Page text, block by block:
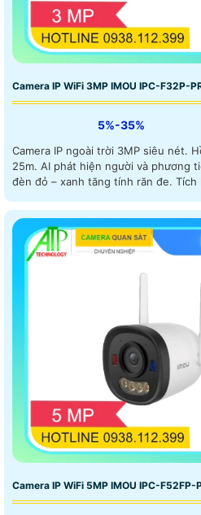
Camera IP WiFi 3MP IMOU IPC-F32P-
5%-35%
Camera IP ngoài trời 3MP siêu nét.
25m. AI phát hiện người và phương
đèn đỏ – xanh tăng tính răn đe. Tích
Camera IP WiFi 5MP IMOU IPC-F52FP-